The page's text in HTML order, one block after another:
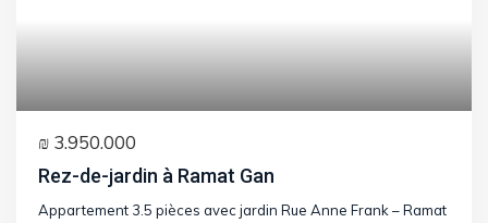
₪ 3.950.000
Rez-de-jardin à Ramat Gan
Appartement 3.5 pièces avec jardin Rue Anne Frank – Ramat